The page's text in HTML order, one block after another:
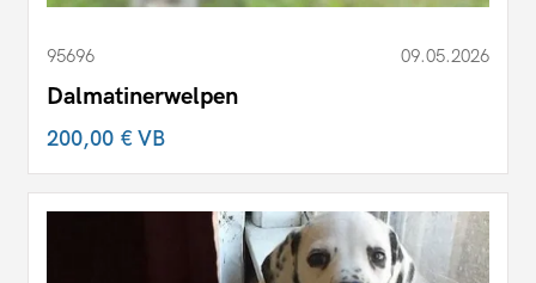
95696 09.05.2026
Dalmatinerwelpen
200,00 €VB